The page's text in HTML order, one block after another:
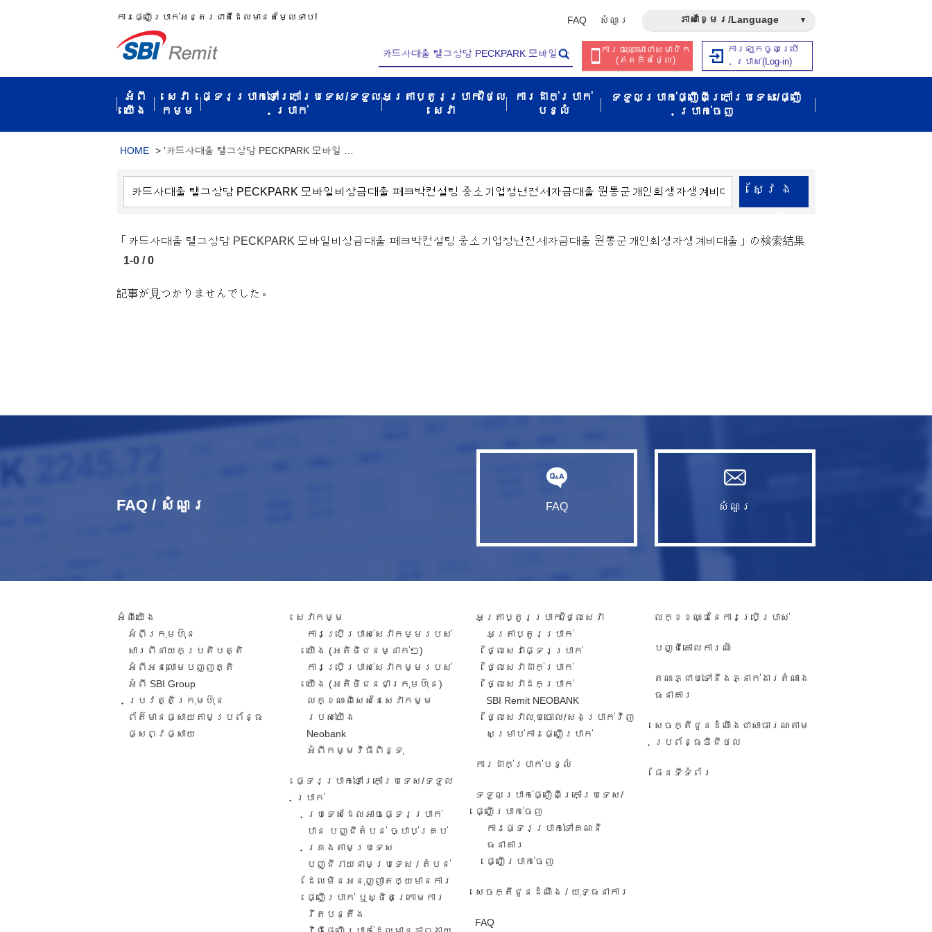
ការ​ផ្ញើប្រាក់​អន្តរជាតិ​ដែល​មាន​តម្លៃ​ទាប! FAQ សំណួរ​ ភាសាខ្មែរ/Language
ការចុះឈ្មោះជាសមាជិក​​
(ឥត​គិត​ថ្លៃ​)
ការឡុកចូលប្រើ
ប្រាស់​(Log-in)
អំពី​
យើង
សេវា
កម្ម​
ផ្ទេរប្រាក់ទៅក្រៅប្រទេស/ទទួល​
ប្រាក់​
អត្រាប្តូរប្រាក់/ថ្លៃ
សេវា​
ការដាក់ប្រាក់
បន្លំ
ទទួលប្រាក់ផ្ញើពីក្រៅប្រទេស/ផ្ញើ
ប្រាក់ចេញ
HOME > '카드사대출 탤그상담 PECKPARK 모바일 …
ស្វែង​
「카드사대출 탤그상담 PECKPARK 모바일비상금대출 페크박컨설팅 중소기업청년전세자금대출 원통군개인회생자생계비대출」の検索結果
1-0 / 0
記事が見つかりませんでした。
FAQ / សំណួរ​ FAQ សំណួរ​
អំពី​យើង
អំពីក្រុមហ៊ុន
សារពី​នាយកប្រតិបត្តិ​
អំពីអនុលោមបញ្ញត្តិ
អំពី SBI Group
ប្រវត្តិក្រុមហ៊ុន​
ព័ត៌មានផ្សាយតាមប្រព័ន្ធ
ផ្សព្វផ្សាយ​
សេវាកម្ម​
ការ​ប្រើប្រាស់​សេវាកម្ម​របស់​
យើង​ (អតិថិជន​​ម្នាក់​ៗ​)
ការប្រើប្រាស់សេវាកម្ម​​របស់
យើង​ (អតិថិជន​ជា​ក្រុមហ៊ុន​)
លក្ខណៈ​ពិសេស​នៃ​សេវា​កម្ម​
របស់​យើង
Neobank
អំពីកម្មវិធីពិន្ទុ
ផ្ទេរប្រាក់ទៅក្រៅប្រទេស/ទទួល​
ប្រាក់​
ប្រទេសដែលអាចផ្ទេរប្រាក់
បាន បញ្ជីតំបន់ ច្បាប់គ្រប់
គ្រងតាមប្រទេស
បញ្ជីរាយនាមប្រទេស​ / តំបន់​
ដែល​មិន​អនុ​ញ្ញា​តឲ្យ​មានការ​​
ផ្ញើប្រាក់​ ឬ​ស្ថិត​ក្រោ​ម​ការ​
រឹតបន្តឹង
អត្រាប្តូរប្រាក់/ថ្លៃសេវា​
អត្រា​ប្តូរ​ប្រាក់​
ថ្លៃសេវាផ្ទេរប្រាក់
ថ្លៃសេវាដាក់ប្រាក់
ថ្លៃសេវាដកប្រាក់
SBI Remit NEOBANK
ថ្លៃសេវាលុបចោល/សងប្រាក់វិញ
សម្រាប់ការផ្ញើប្រាក់
ការដាក់ប្រាក់បន្លំ
ទទួលប្រាក់ផ្ញើពីក្រៅប្រទេស/
ផ្ញើប្រាក់ចេញ
ការ​ផ្ទេរ​ប្រាក់​ទៅ​គណនី
ធនាគារ​
​ផ្ញើប្រាក់ចេញ
សេចក្តីជូនដំណឹង / យុទ្ធនាការ
FAQ
លក្ខខណ្ឌនៃការប្រើប្រាស់
បញ្ជី​គោលការណ៍
តណភ្ជាប់ទៅនឹងភ្នាក់ងារតំណាង
ធនាគារ
សេចក្តីជូនដំណឹង​ជា​សាធារណៈ​តាម​
ប្រព័ន្ធ​ឌីជីថល
ផែនទីទំព័រ